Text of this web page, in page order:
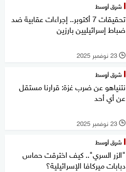
شرق أوسط
تحقيقات 7 أكتوبر.. إجراءات عقابية ضد
ضباط إسرائيليين بارزين
l 23 نوفمبر 2025
شرق أوسط
نتنياهو عن ضرب غزة: قرارنا مستقل
عن أي أحد
l 23 نوفمبر 2025
شرق أوسط
"الزر السري".. كيف اخترقت حماس
دبابات ميركافا الإسرائيلية؟